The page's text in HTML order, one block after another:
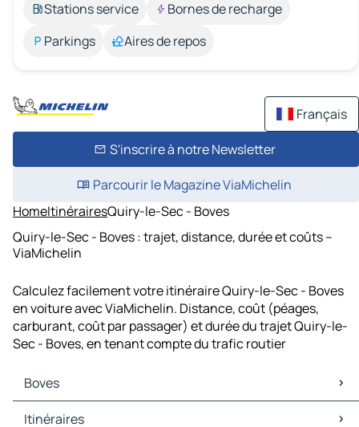
Stations service
Bornes de recharge
Parkings
Aires de repos
Français
S'inscrire à notre Newsletter
Parcourir le Magazine ViaMichelin
HomeItinérairesQuiry-le-Sec - Boves
Quiry-le-Sec - Boves : trajet, distance, durée et coûts –
ViaMichelin
Calculez facilement votre itinéraire Quiry-le-Sec - Boves
en voiture avec ViaMichelin. Distance, coût (péages,
carburant, coût par passager) et durée du trajet Quiry-le-
Sec - Boves, en tenant compte du trafic routier
Boves
Boves Cartes et plans
Itinéraires